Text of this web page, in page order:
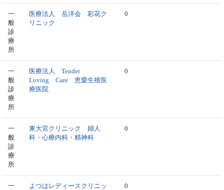
一
般
診
療
所
医療法人 岳洋会 彩花ク
リニック
0
一
般
診
療
所
医療法人 Tender
Loving Care 恵愛生殖医
療医院
0
一
般
診
療
所
東大宮クリニック 婦人
科・心療内科・精神科
0
一
よつはレディースクリニッ
0